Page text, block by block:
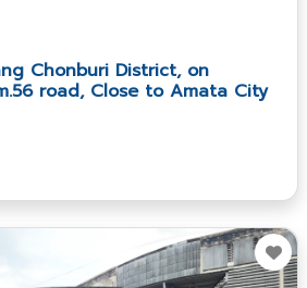
Chonburi District, on
road, Close to Amata City